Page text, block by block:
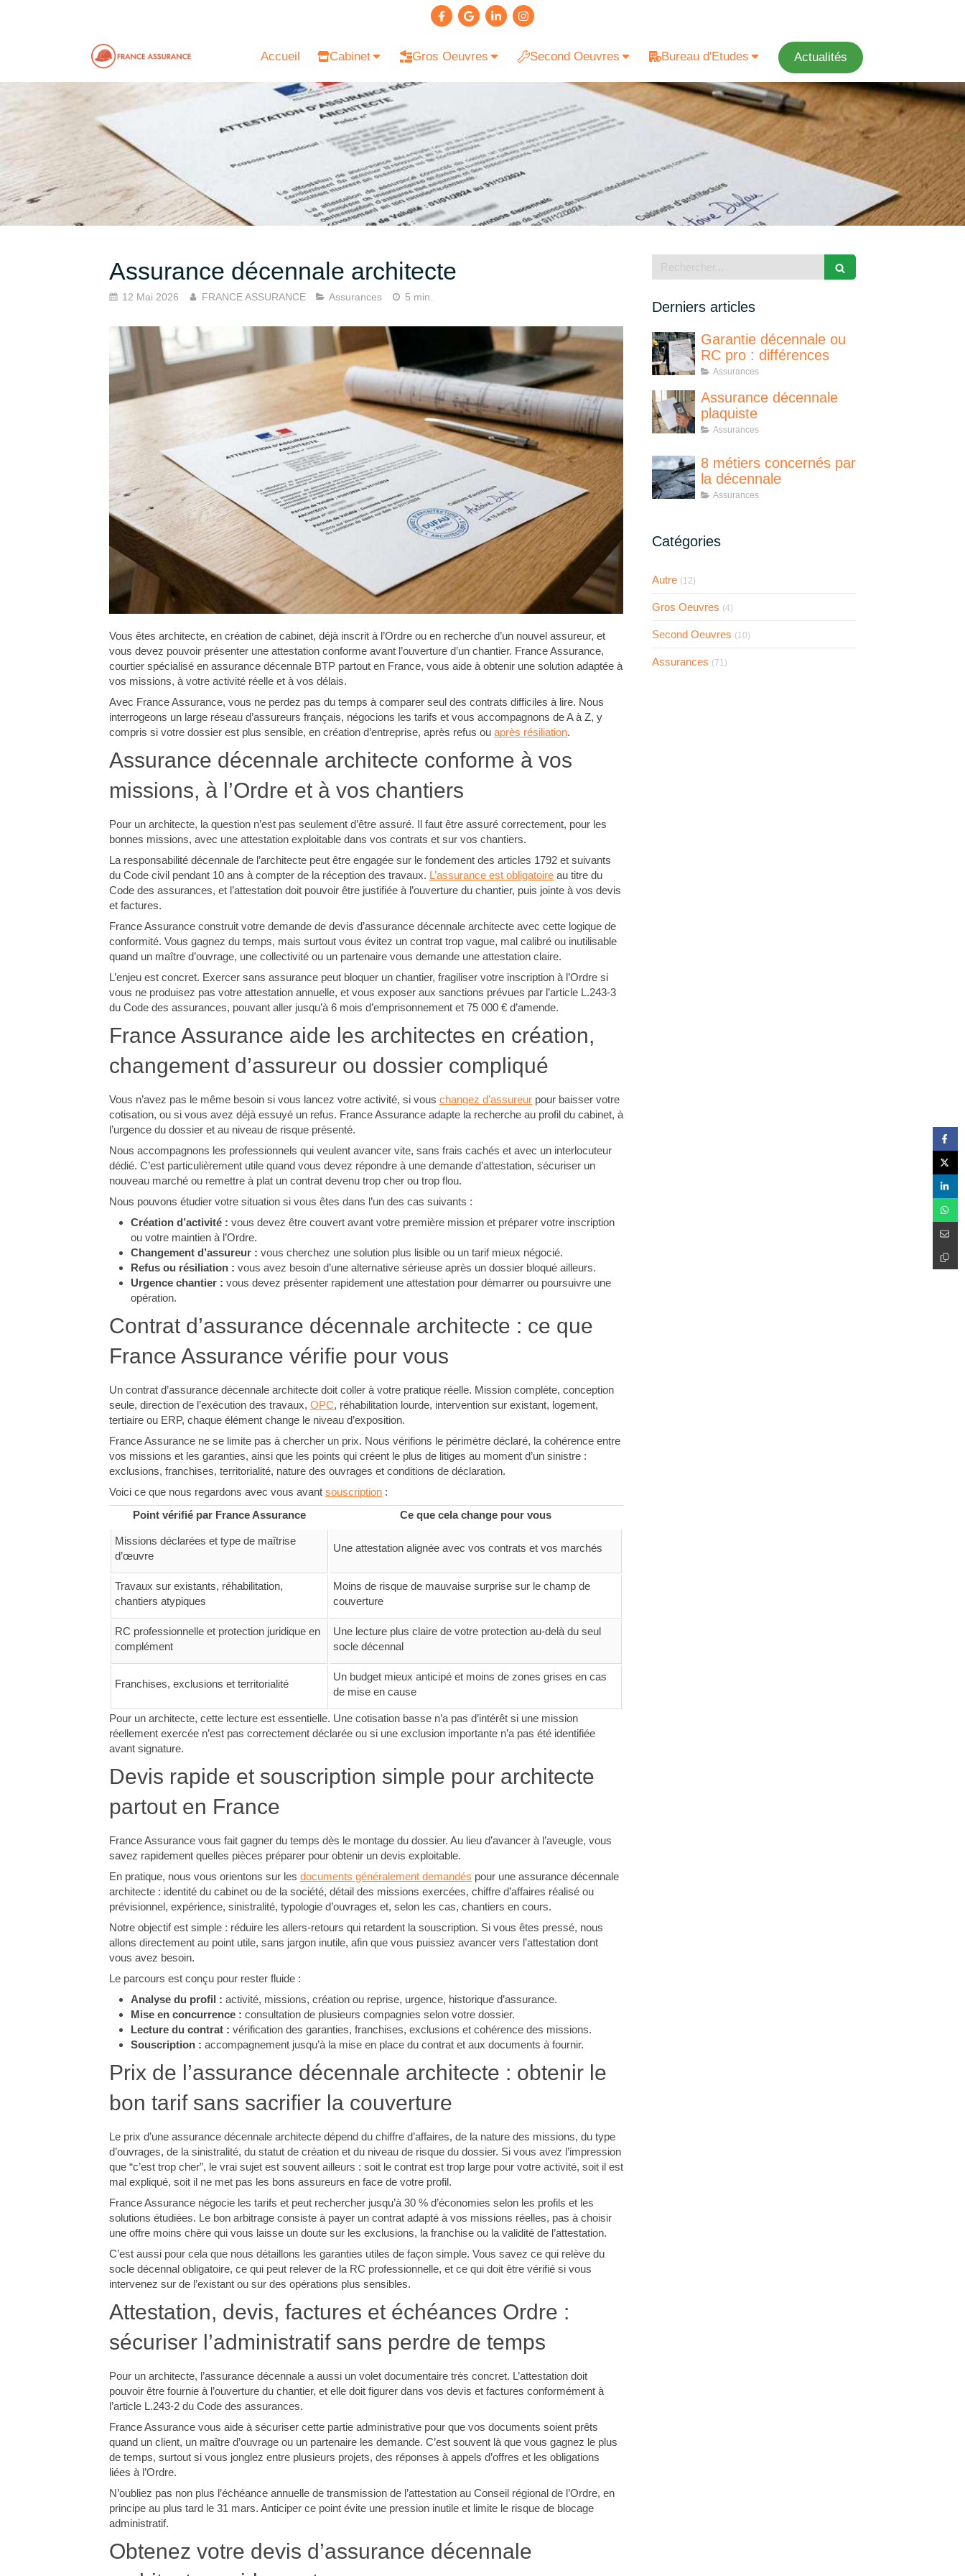
Accueil Cabinet Gros Oeuvres Second Oeuvres Bureau d'Etudes Actualités
Assurance décennale architecte
12 Mai 2026 FRANCE ASSURANCE Assurances 5 min.
Vous êtes architecte, en création de cabinet, déjà inscrit à l’Ordre ou en recherche d’un nouvel assureur, et
vous devez pouvoir présenter une attestation conforme avant l’ouverture d’un chantier. France Assurance,
courtier spécialisé en assurance décennale BTP partout en France, vous aide à obtenir une solution adaptée à
vos missions, à votre activité réelle et à vos délais.
Avec France Assurance, vous ne perdez pas du temps à comparer seul des contrats difficiles à lire. Nous
interrogeons un large réseau d’assureurs français, négocions les tarifs et vous accompagnons de A à Z, y
compris si votre dossier est plus sensible, en création d’entreprise, après refus ou après résiliation.
Assurance décennale architecte conforme à vos
missions, à l’Ordre et à vos chantiers
Pour un architecte, la question n’est pas seulement d’être assuré. Il faut être assuré correctement, pour les
bonnes missions, avec une attestation exploitable dans vos contrats et sur vos chantiers.
La responsabilité décennale de l’architecte peut être engagée sur le fondement des articles 1792 et suivants
du Code civil pendant 10 ans à compter de la réception des travaux. L’assurance est obligatoire au titre du
Code des assurances, et l’attestation doit pouvoir être justifiée à l’ouverture du chantier, puis jointe à vos devis
et factures.
France Assurance construit votre demande de devis d’assurance décennale architecte avec cette logique de
conformité. Vous gagnez du temps, mais surtout vous évitez un contrat trop vague, mal calibré ou inutilisable
quand un maître d’ouvrage, une collectivité ou un partenaire vous demande une attestation claire.
L’enjeu est concret. Exercer sans assurance peut bloquer un chantier, fragiliser votre inscription à l’Ordre si
vous ne produisez pas votre attestation annuelle, et vous exposer aux sanctions prévues par l’article L.243-3
du Code des assurances, pouvant aller jusqu’à 6 mois d’emprisonnement et 75 000 € d’amende.
France Assurance aide les architectes en création,
changement d’assureur ou dossier compliqué
Vous n’avez pas le même besoin si vous lancez votre activité, si vous changez d’assureur pour baisser votre
cotisation, ou si vous avez déjà essuyé un refus. France Assurance adapte la recherche au profil du cabinet, à
l’urgence du dossier et au niveau de risque présenté.
Nous accompagnons les professionnels qui veulent avancer vite, sans frais cachés et avec un interlocuteur
dédié. C’est particulièrement utile quand vous devez répondre à une demande d’attestation, sécuriser un
nouveau marché ou remettre à plat un contrat devenu trop cher ou trop flou.
Nous pouvons étudier votre situation si vous êtes dans l’un des cas suivants :
Création d’activité : vous devez être couvert avant votre première mission et préparer votre inscription
ou votre maintien à l’Ordre.
Changement d’assureur : vous cherchez une solution plus lisible ou un tarif mieux négocié.
Refus ou résiliation : vous avez besoin d’une alternative sérieuse après un dossier bloqué ailleurs.
Urgence chantier : vous devez présenter rapidement une attestation pour démarrer ou poursuivre une
opération.
Contrat d’assurance décennale architecte : ce que
France Assurance vérifie pour vous
Un contrat d’assurance décennale architecte doit coller à votre pratique réelle. Mission complète, conception
seule, direction de l’exécution des travaux, OPC, réhabilitation lourde, intervention sur existant, logement,
tertiaire ou ERP, chaque élément change le niveau d’exposition.
France Assurance ne se limite pas à chercher un prix. Nous vérifions le périmètre déclaré, la cohérence entre
vos missions et les garanties, ainsi que les points qui créent le plus de litiges au moment d’un sinistre :
exclusions, franchises, territorialité, nature des ouvrages et conditions de déclaration.
Voici ce que nous regardons avec vous avant souscription :
Point vérifié par France Assurance
Ce que cela change pour vous
Missions déclarées et type de maîtrise
d’œuvre
Une attestation alignée avec vos contrats et vos marchés
Travaux sur existants, réhabilitation,
chantiers atypiques
Moins de risque de mauvaise surprise sur le champ de
couverture
RC professionnelle et protection juridique en
complément
Une lecture plus claire de votre protection au-delà du seul
socle décennal
Franchises, exclusions et territorialité
Un budget mieux anticipé et moins de zones grises en cas
de mise en cause
Pour un architecte, cette lecture est essentielle. Une cotisation basse n’a pas d’intérêt si une mission
réellement exercée n’est pas correctement déclarée ou si une exclusion importante n’a pas été identifiée
avant signature.
Devis rapide et souscription simple pour architecte
partout en France
France Assurance vous fait gagner du temps dès le montage du dossier. Au lieu d’avancer à l’aveugle, vous
savez rapidement quelles pièces préparer pour obtenir un devis exploitable.
En pratique, nous vous orientons sur les documents généralement demandés pour une assurance décennale
architecte : identité du cabinet ou de la société, détail des missions exercées, chiffre d’affaires réalisé ou
prévisionnel, expérience, sinistralité, typologie d’ouvrages et, selon les cas, chantiers en cours.
Notre objectif est simple : réduire les allers-retours qui retardent la souscription. Si vous êtes pressé, nous
allons directement au point utile, sans jargon inutile, afin que vous puissiez avancer vers l’attestation dont
vous avez besoin.
Le parcours est conçu pour rester fluide :
Analyse du profil : activité, missions, création ou reprise, urgence, historique d’assurance.
Mise en concurrence : consultation de plusieurs compagnies selon votre dossier.
Lecture du contrat : vérification des garanties, franchises, exclusions et cohérence des missions.
Souscription : accompagnement jusqu’à la mise en place du contrat et aux documents à fournir.
Prix de l’assurance décennale architecte : obtenir le
bon tarif sans sacrifier la couverture
Le prix d’une assurance décennale architecte dépend du chiffre d’affaires, de la nature des missions, du type
d’ouvrages, de la sinistralité, du statut de création et du niveau de risque du dossier. Si vous avez l’impression
que “c’est trop cher”, le vrai sujet est souvent ailleurs : soit le contrat est trop large pour votre activité, soit il est
mal expliqué, soit il ne met pas les bons assureurs en face de votre profil.
France Assurance négocie les tarifs et peut rechercher jusqu’à 30 % d’économies selon les profils et les
solutions étudiées. Le bon arbitrage consiste à payer un contrat adapté à vos missions réelles, pas à choisir
une offre moins chère qui vous laisse un doute sur les exclusions, la franchise ou la validité de l’attestation.
C’est aussi pour cela que nous détaillons les garanties utiles de façon simple. Vous savez ce qui relève du
socle décennal obligatoire, ce qui peut relever de la RC professionnelle, et ce qui doit être vérifié si vous
intervenez sur de l’existant ou sur des opérations plus sensibles.
Attestation, devis, factures et échéances Ordre :
sécuriser l’administratif sans perdre de temps
Pour un architecte, l’assurance décennale a aussi un volet documentaire très concret. L’attestation doit
pouvoir être fournie à l’ouverture du chantier, et elle doit figurer dans vos devis et factures conformément à
l’article L.243-2 du Code des assurances.
France Assurance vous aide à sécuriser cette partie administrative pour que vos documents soient prêts
quand un client, un maître d’ouvrage ou un partenaire les demande. C’est souvent là que vous gagnez le plus
de temps, surtout si vous jonglez entre plusieurs projets, des réponses à appels d’offres et les obligations
liées à l’Ordre.
N’oubliez pas non plus l’échéance annuelle de transmission de l’attestation au Conseil régional de l’Ordre, en
principe au plus tard le 31 mars. Anticiper ce point évite une pression inutile et limite le risque de blocage
administratif.
Obtenez votre devis d’assurance décennale
Derniers articles
Garantie décennale ou
RC pro : différences
Assurances
Assurance décennale
plaquiste
Assurances
8 métiers concernés par
la décennale
Assurances
Catégories
Autre (12)
Gros Oeuvres (4)
Second Oeuvres (10)
Assurances (71)